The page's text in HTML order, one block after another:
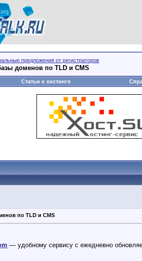
предложения от регистраторов
доменов по TLD и CMS
Статьи о хостинге
по TLD и CMS
— удобному сервису с ежедневно